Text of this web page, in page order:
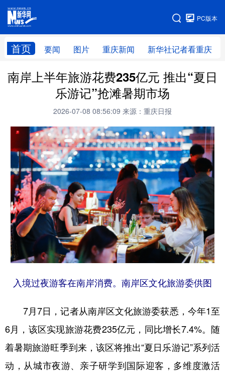
PC版本
首页 要闻 图片 重庆新闻 新华社记者看重庆
网站地图
南岸上半年旅游花费235亿元 推出“夏日
乐游记”抢滩暑期市场
2026-07-08 08:56:09 来源：重庆日报
入境过夜游客在南岸消费。南岸区文化旅游委供图
7月7日，记者从南岸区文化旅游委获悉，今年1至
6月，该区实现旅游花费235亿元，同比增长7.4%。随
着暑期旅游旺季到来，该区将推出“夏日乐游记”系列活
动，从城市夜游、亲子研学到国际迎客，多维度激活